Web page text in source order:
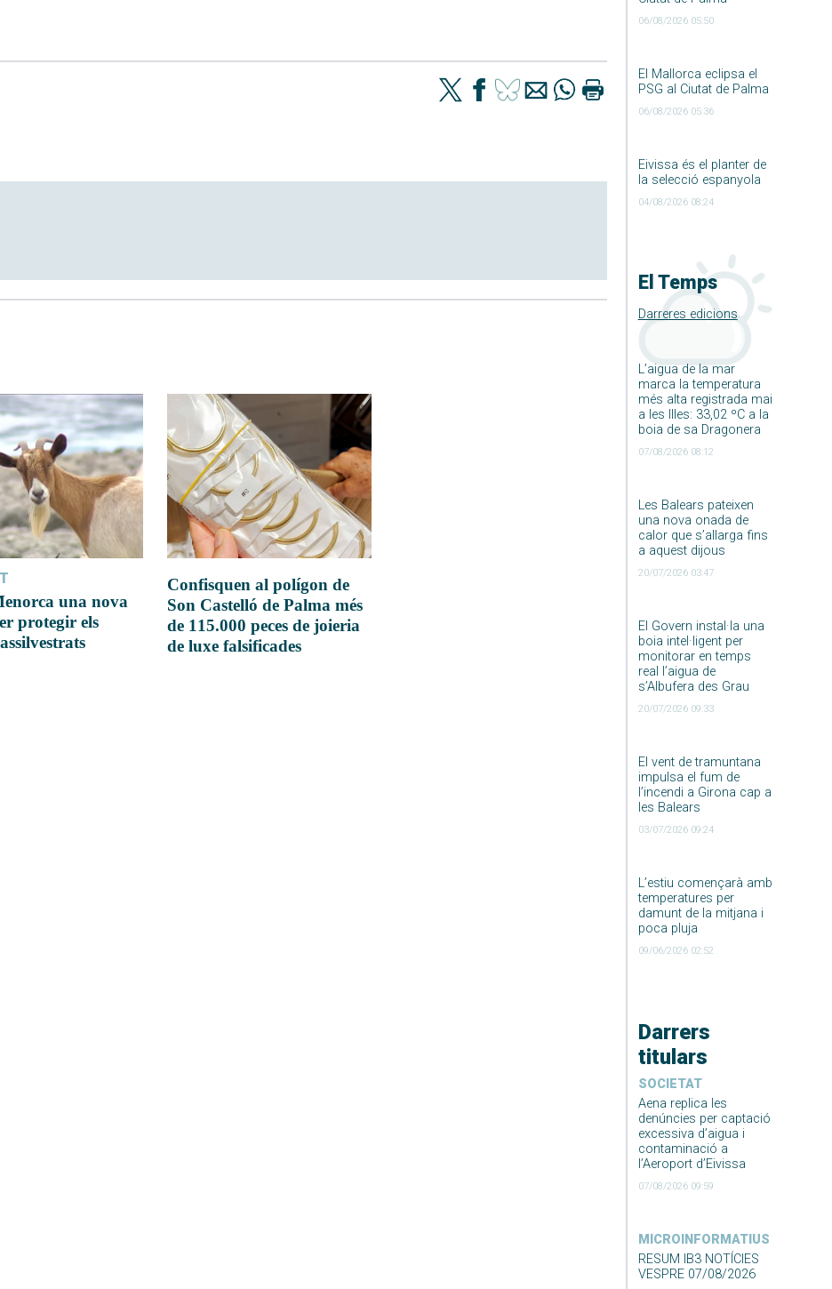
06/08/2026 05:50
El Mallorca eclipsa el
PSG al Ciutat de Palma
06/08/2026 05:36
Eivissa és el planter de
la selecció espanyola
04/08/2026 08:24
El Temps
Darreres edicions
L’aigua de la mar
marca la temperatura
més alta registrada mai
a les Illes: 33,02 ºC a la
boia de sa Dragonera
07/08/2026 08:12
Les Balears pateixen
una nova onada de
calor que s’allarga fins
a aquest dijous
20/07/2026 03:47
El Govern instal·la una
boia intel·ligent per
monitorar en temps
real l’aigua de
s’Albufera des Grau
20/07/2026 09:33
El vent de tramuntana
impulsa el fum de
l’incendi a Girona cap a
les Balears
03/07/2026 09:24
L’estiu començarà amb
temperatures per
damunt de la mitjana i
poca pluja
09/06/2026 02:52
Darrers
titulars
SOCIETAT
Aena replica les
denúncies per captació
excessiva d’aigua i
contaminació a
l’Aeroport d’Eivissa
07/08/2026 09:59
MICROINFORMATIUS
RESUM IB3 NOTÍCIES
VESPRE 07/08/2026
una nova
protegir els
Confisquen al polígon de
Son Castelló de Palma més
de 115.000 peces de joieria
de luxe falsificades